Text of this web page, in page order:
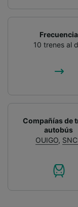
Frecuencia
10 trenes al
Compañías de
autobús
OUIGO,